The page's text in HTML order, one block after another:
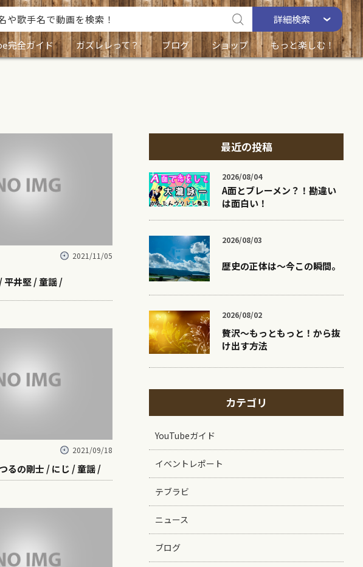
詳細検索
完全ガイド ガズレレって？ ブログ ショップ もっと楽しむ！
2021/11/05
平井堅 / 童謡 /
2021/09/18
るの剛士 / にじ / 童謡 /
最近の投稿
2026/08/04
A面とブレーメン？！勘違い
は面白い！
2026/08/03
歴史の正体は〜今この瞬間。
2026/08/02
贅沢〜もっともっと！から抜
け出す方法
カテゴリ
YouTubeガイド
イベントレポート
テブラビ
ニュース
ブログ